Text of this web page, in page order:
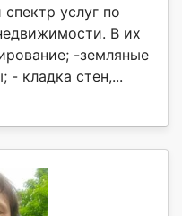
услуг по
В их
-земляные
- кладка стен,...